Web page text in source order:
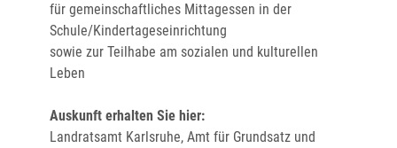
für gemeinschaftliches Mittagessen in der
Schule/Kindertageseinrichtung
sowie zur Teilhabe am sozialen und kulturellen
Leben
Auskunft erhalten Sie hier:
Landratsamt Karlsruhe, Amt für Grundsatz und